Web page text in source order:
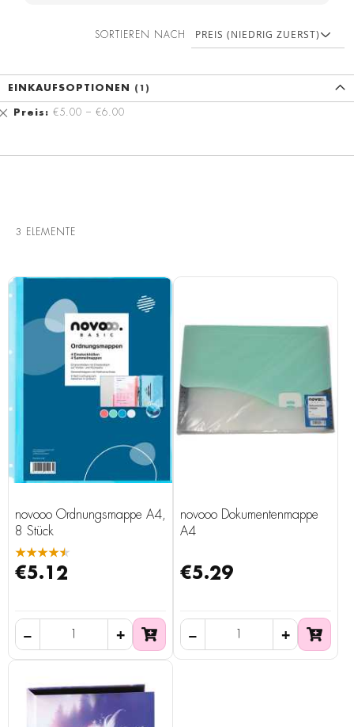
3 ELEMENTE
SORTIEREN NACH
novooo Ordnungsmappe A4,
8 Stück
★★★★★
€5.12
novooo Dokumentenmappe
A4
€5.29
EINKAUFSOPTIONEN
Preis €5.00 – €6.00
Diesen